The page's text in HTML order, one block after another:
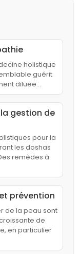
holistique
guérit
diluée…
gestion de
pour la
les doshas
remèdes à
prévention
de la peau sont
de
en particulier